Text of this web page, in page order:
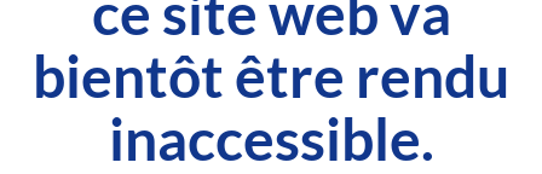
bientôt être rendu
inaccessible.